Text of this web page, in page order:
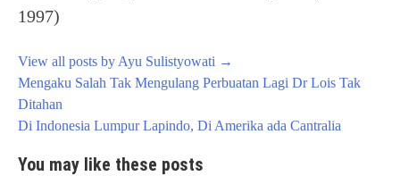
1997)
View all posts by Ayu Sulistyowati →
Post
navigation
Mengaku Salah Tak Mengulang Perbuatan Lagi Dr Lois Tak
Ditahan
Di Indonesia Lumpur Lapindo, Di Amerika ada Cantralia
You may like these posts